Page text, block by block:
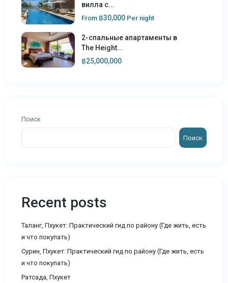
вилла с...
From ฿30,000 Per night
2-спальные апартаменты в
The Height...
฿25,000,000
Поиск
Поиск
Recent posts
Таланг, Пхукет: Практический гид по району (Где жить, есть
и что покупать)
Сурин, Пхукет: Практический гид по району (Где жить, есть
и что покупать)
Ратсада, Пхукет